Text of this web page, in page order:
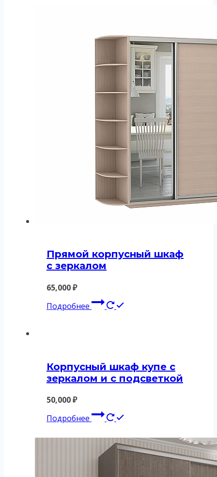
Прямой корпусный шкаф
с зеркалом
65,000₽
Подробнее
Корпусный шкаф купе с
зеркалом и с подсветкой
50,000₽
Подробнее